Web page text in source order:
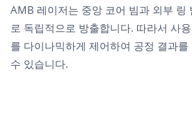
AMB 레이저는 중앙 코어 빔과 외부 링
로 독립적으로 방출합니다. 따라서 사
를 다이나믹하게 제어하여 공정 결과
수 있습니다.